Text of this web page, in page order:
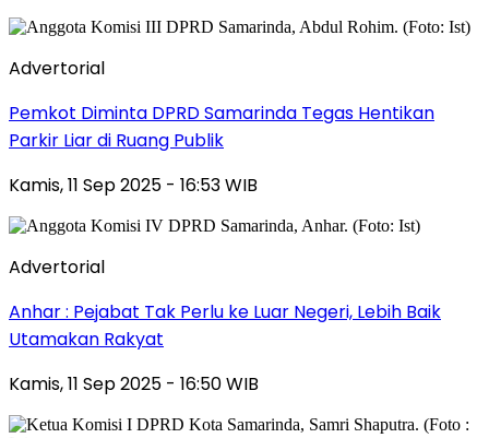
Advertorial
Pemkot Diminta DPRD Samarinda Tegas Hentikan
Parkir Liar di Ruang Publik
Kamis, 11 Sep 2025 - 16:53 WIB
Advertorial
Anhar : Pejabat Tak Perlu ke Luar Negeri, Lebih Baik
Utamakan Rakyat
Kamis, 11 Sep 2025 - 16:50 WIB